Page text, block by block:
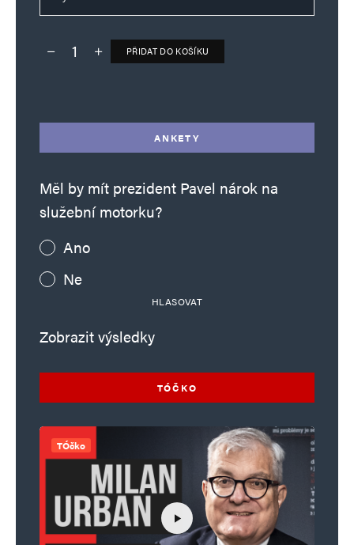
Deník TO – verze bez reklam množství
PŘIDAT DO KOŠÍKU
ANKETY
Měl by mít prezident Pavel nárok na
služební motorku?
Ano
Ne
HLASOVAT
Zobrazit výsledky
TÓČKO
TÓčko